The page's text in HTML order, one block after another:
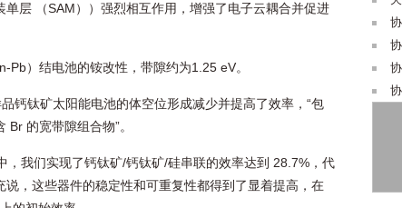
单层 （SAM））强烈相互作用，增强了电子云耦合并促进
）结电池的铵改性，带隙约为1.25 eV。
钙钛矿太阳能电池的体空位形成减少并提高了效率，“包
的宽带隙组合物”。
，我们实现了钙钛矿/钙钛矿/硅串联的效率达到 28.7%，代
，这些器件的稳定性和可重复性都得到了显着提高，在